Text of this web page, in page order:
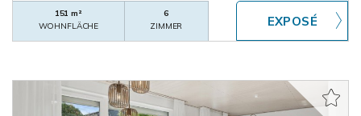
151 m²
WOHNFLÄCHE
6
ZIMMER